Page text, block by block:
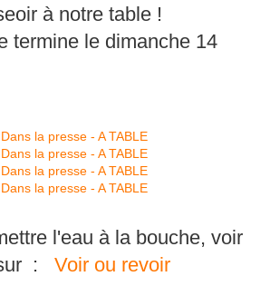
à notre table !
termine le dimanche 14
l'eau à la bouche, voir
: Voir ou revoir